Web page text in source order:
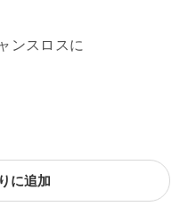
ンスロスに
に追加